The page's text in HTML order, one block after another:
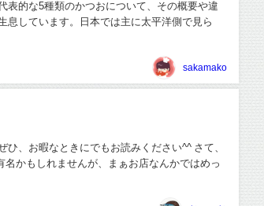
表的な5種類のかつおについて、その概要や違
しています。日本では主に太平洋側で見ら
sakamako
、お暇なときにでもお読みください^^ さて、
かもしれませんが、まぁお店なんかではめっ